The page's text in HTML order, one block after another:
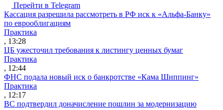
Перейти в Telegram
Кассация разрешила рассмотреть в РФ иск к «Альфа-Банку»
по еврооблигациям
Практика
, 13:28
ЦБ ужесточил требования к листингу ценных бумаг
Практика
, 12:44
ФНС подала новый иск о банкротстве «Кама Шиппинг»
Практика
, 12:17
ВС подтвердил доначисление пошлин за модернизацию